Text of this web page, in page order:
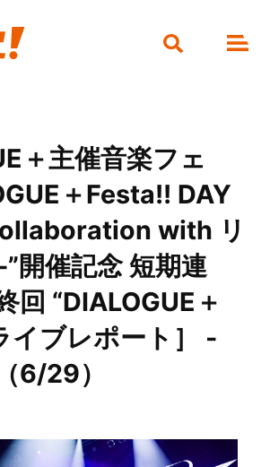
＋主催音楽フェ
＋Festa!! DAY
with リ
開催記念 短期連
回 “DIALOGUE＋
イブレポート］ -
6/29）